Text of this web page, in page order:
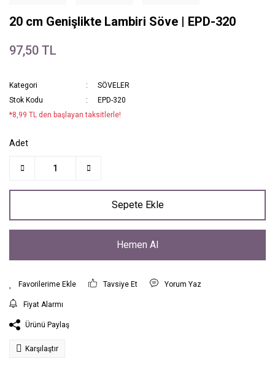
20 cm Genişlikte Lambiri Söve | EPD-320
97,50 TL
Kategori
SÖVELER
Stok Kodu
EPD-320
*8,99 TL den başlayan taksitlerle!
Adet
Sepete Ekle
Hemen Al
Tavsiye Et Yorum Yaz
Fiyat Alarmı
Ürünü Paylaş
Karşılaştır